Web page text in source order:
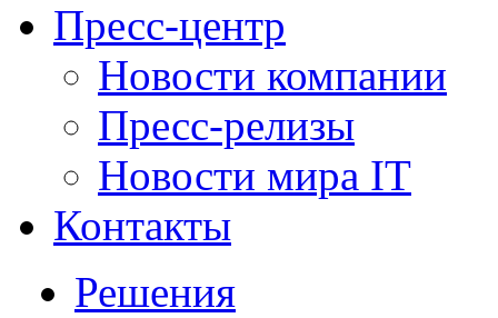
Пресс-центр
Новости компании
Пресс-релизы
Новости мира IT
Контакты
Решения